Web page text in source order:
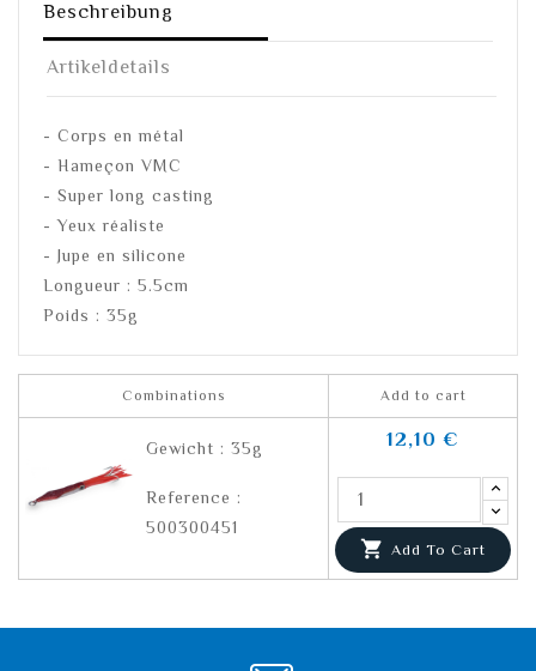
Beschreibung
Artikeldetails
- Corps en métal
- Hameçon VMC
- Super long casting
- Yeux réaliste
- Jupe en silicone
Longueur : 5.5cm
Poids : 35g
Combinations Add to cart
Gewicht : 35g
Reference :
500300451
12,10 €
 Add To Cart